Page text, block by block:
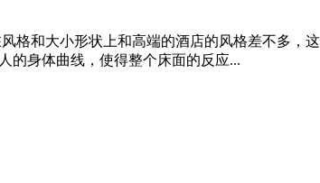
格和大小形状上和高端的酒店的风格差不多，
的身体曲线，使得整个床面的反应...